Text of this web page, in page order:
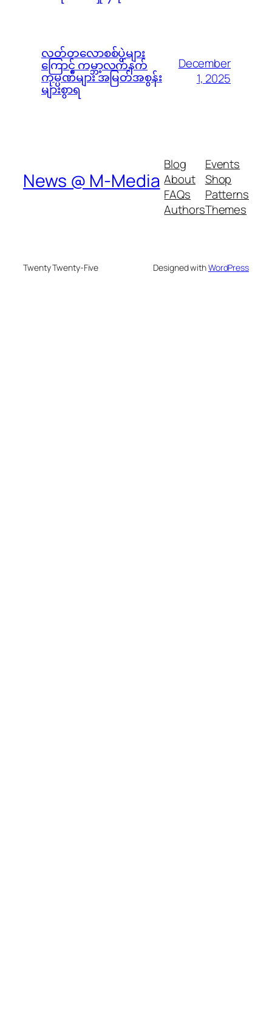
လတ်တလောစစ်ပွဲများ
ကြောင့် ကမ္ဘာ့လက်နက်
ကုမ္ပဏီများ အမြတ်အစွန်း
များစွာရ
December
1, 2025
News @ M-Media
Blog
About
FAQs
Authors
Events
Shop
Patterns
Themes
Twenty Twenty-Five Designed withWordPress